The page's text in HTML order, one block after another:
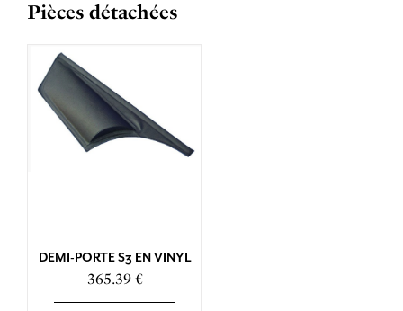
Pièces détachées
DEMI-PORTE S3 EN VINYL
365.39 €